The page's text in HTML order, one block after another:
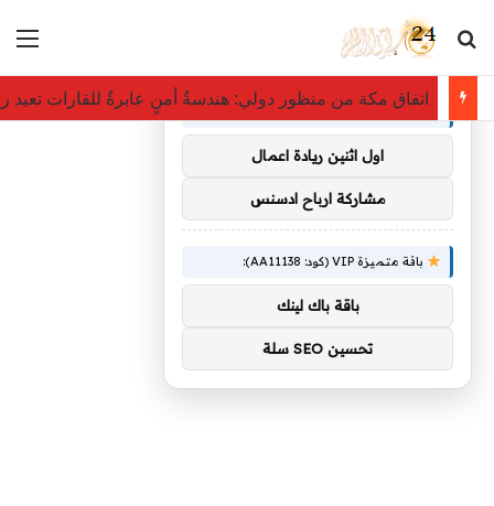
بحث عن
اتفاق مكة من منظور دولي: هندسةُ أمنٍ عابرةٌ للقارات تعيد
توصيات :
باقة متميزة VIP (كود: AA38045):
اول اثنين ريادة اعمال
مشاركة ارباح ادسنس
باقة متميزة VIP (كود: AA11138):
باقة باك لينك
تحسين SEO سلة